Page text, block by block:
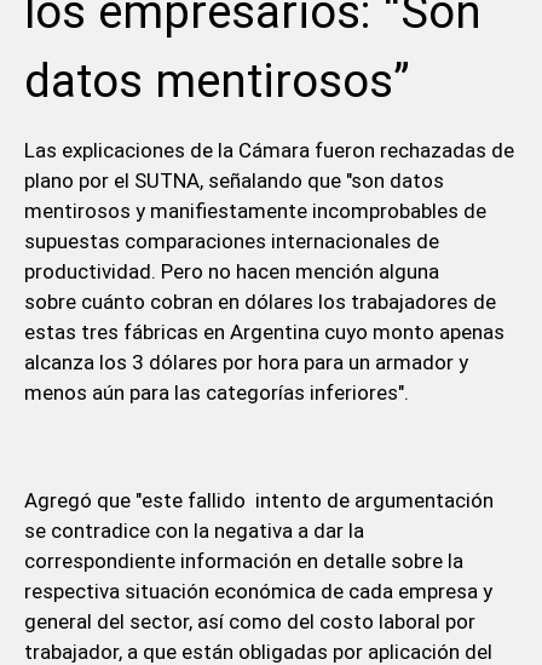
los empresarios: “Son
datos mentirosos”
Las explicaciones de la Cámara fueron rechazadas de
plano por el SUTNA, señalando que "son datos
mentirosos y manifiestamente incomprobables de
supuestas comparaciones internacionales de
productividad. Pero no hacen mención alguna
sobre cuánto cobran en dólares los trabajadores de
estas tres fábricas en Argentina cuyo monto apenas
alcanza los 3 dólares por hora para un armador y
menos aún para las categorías inferiores".
Agregó que "este fallido intento de argumentación
se contradice con la negativa a dar la
correspondiente información en detalle sobre la
respectiva situación económica de cada empresa y
general del sector, así como del costo laboral por
trabajador, a que están obligadas por aplicación del